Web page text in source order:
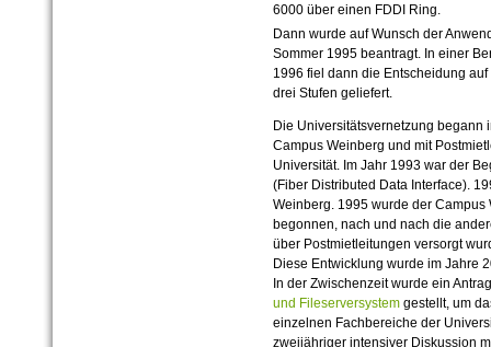
6000 über einen FDDI Ring.
Dann wurde auf Wunsch der
Sommer 1995 beantragt. In einer
1996 fiel dann die Entscheidung
drei Stufen geliefert.
Die Universitätsvernetzung begann
Campus Weinberg und mit
Universität. Im Jahr 1993 war der
(Fiber Distributed Data Interface).
Weinberg. 1995 wurde der
begonnen, nach und nach die
über Postmietleitungen versorgt
Diese Entwicklung wurde im Jahre
In der Zwischenzeit wurde ein
und Fileserversystem gestellt, um
einzelnen Fachbereiche der
zweijähriger intensiver Diskussion